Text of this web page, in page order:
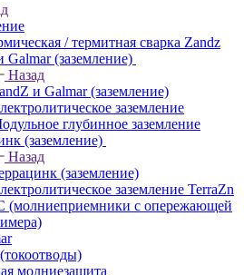
/ термитная сварка Zandz
Galmar (заземление)
Назад
и Galmar (заземление)
заземление
глубинное заземление
(заземление)
Назад
(заземление)
заземление TerraZn
с опережающей
молниезащита